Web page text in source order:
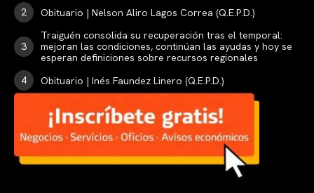
Obituario | Nelson Aliro Lagos Correa (Q.E.P.D.)
Traiguén consolida su recuperación tras el temporal:
mejoran las condiciones, continúan las ayudas y hoy se
esperan definiciones sobre recursos regionales
Obituario | Inés Faundez Linero (Q.E.P.D.)